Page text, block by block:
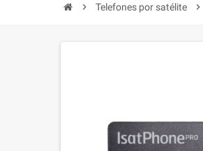
chevron_right Telefones por satélite chevron_right